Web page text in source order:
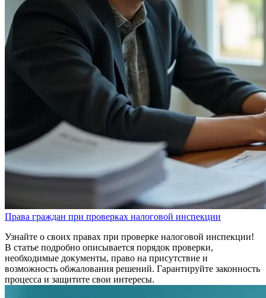
Права граждан при проверках налоговой инспекции
Узнайте о своих правах при проверке налоговой инспекции!
В статье подробно описывается порядок проверки,
необходимые документы, право на присутствие и
возможность обжалования решений. Гарантируйте законность
процесса и защитите свои интересы.